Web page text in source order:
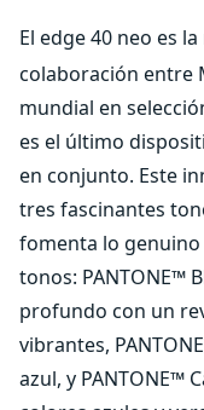
El edge 40 neo es
colaboración entre
mundial en
es el último
en conjunto. Este
tres fascinantes
fomenta lo
tonos: PANTONE™
profundo con un
vibrantes,
azul, y PANTONE™